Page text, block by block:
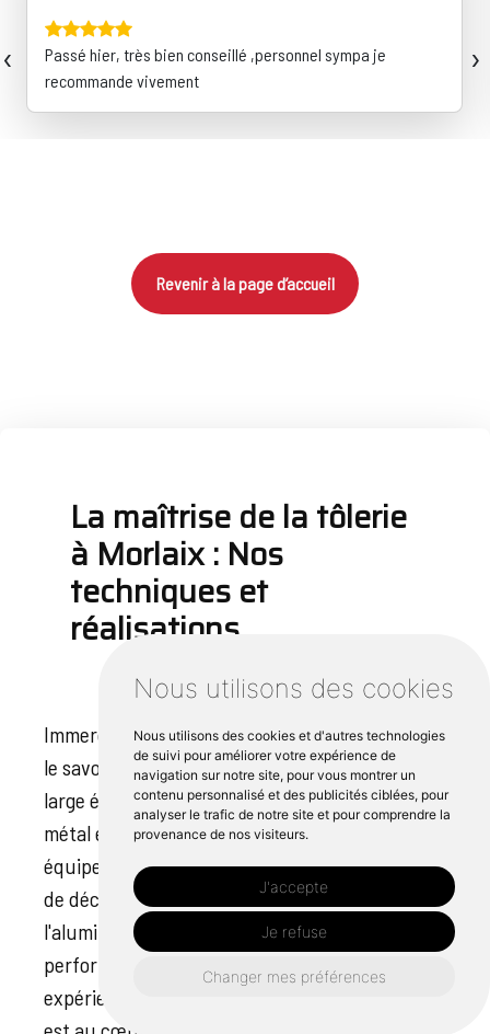
Nous utilisons des cookies
Nous utilisons des cookies et d'autres technologies
de suivi pour améliorer votre expérience de
navigation sur notre site, pour vous montrer un
contenu personnalisé et des publicités ciblées, pour
analyser le trafic de notre site et pour comprendre la
provenance de nos visiteurs.
J'accepte
Je refuse
Changer mes préférences
Passé hier, très bien conseillé ,personnel sympa je
recommande vivement
‹ ›
Revenir à la page d’accueil
La maîtrise de la tôlerie
à Morlaix : Nos
techniques et
réalisations
Immergé dans la maîtrise de la tôlerie à Morlaix,
le savoir-faire de Cipli Iroise s'étend sur un
large éventail de techniques. Le travail du
métal est parfaitement maîtrisé avec des
équipements de pointe tels que des machines
de découpe de précision pour l'acier et
l'aluminium, et des postes de soudure
performants pour l'inox. Grâce à notre
expérience, la réalisation de pièces sur mesure